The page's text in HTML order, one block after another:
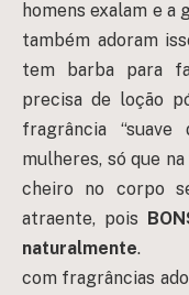
homens exalam e a
também adoram
tem barba para
precisa de loção
fragrância
mulheres, só que
cheiro no corpo
atraente, pois
naturalmente.
com fragrâncias